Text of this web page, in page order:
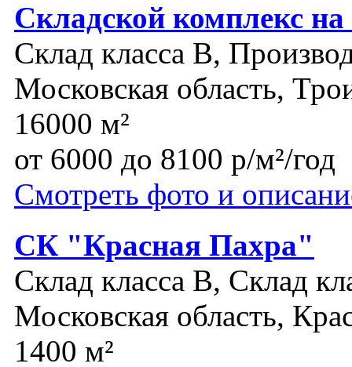
Складской комплекс
Склад класса B,
Московская область,
16000 м²
от 6000 до 8100 р/м²/год
Смотреть фото и
СК "Красная Пахра"
Склад класса B, Склад
Московская область,
1400 м²